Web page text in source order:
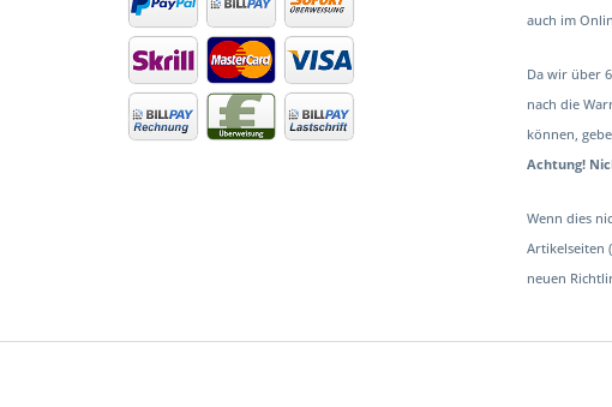
auch im
Da wir über
nach die
können,
Achtung!
Wenn dies
Artikelseiten
neuen